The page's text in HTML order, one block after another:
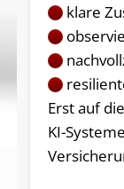
klare
Erst auf
KI-